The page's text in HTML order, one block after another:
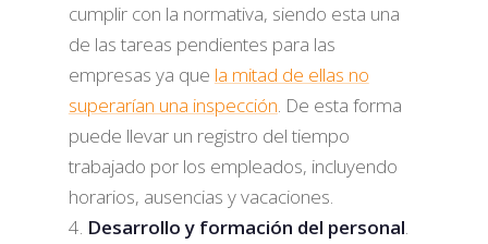
cumplir con la normativa, siendo esta una
de las tareas pendientes para las
empresas ya que la mitad de ellas no
superarían una inspección. De esta forma
puede llevar un registro del tiempo
trabajado por los empleados, incluyendo
horarios, ausencias y vacaciones.
Desarrollo y formación del personal.